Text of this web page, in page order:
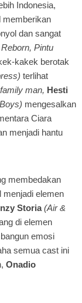
Indonesia,
memberikan
dan sangat
Pintu
kakek berotak
terlihat
family man, Hesti
mengesalkan
Ciara
menjadi hantu
membedakan
menjadi elemen
Storia (Air &
di elemen
emosi
semua cast ini
Onadio